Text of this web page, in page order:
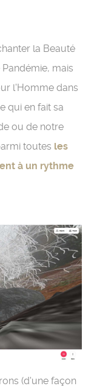
la Beauté
mais
l'Homme dans
qui en fait sa
ou de notre
toutes les
à un rythme
(d'une façon